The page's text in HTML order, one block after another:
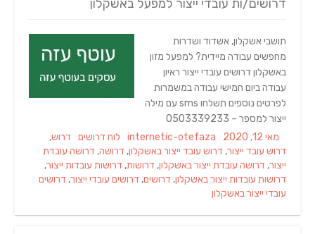
דרושים/ות עובדי ייצור למפעל באשקלון
תושבי אשקלון, אשדוד ושדרות
מחפשים עבודה מיידית? למפעל מזון
באשקלון דרושים עובדי ייצור ראיון
עבודה ביום חמישי עבודה במשמרות
לפרטים נוספים תשלחו sms עם מילה
ייצור למספר – 0503339233
Posted
on
מאי 12, 2020 Author
internetic-otefaza
Categories
לוח דרושים Tags
דרוש,
דרוש עובד ייצור, דרוש עובד ייצור באשקלון, דרושה, דרושה עובדת
ייצור, דרושה עובדת ייצור באשקלון, דרושות, דרושות עובדות ייצור,
דרושות עובדות ייצור באשקלון, דרושים, דרושים עובדי ייצור, דרושים
עובדי ייצור באשקלון